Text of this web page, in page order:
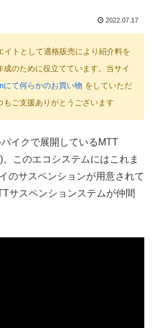
2022.07.17
イトとして適格販売により紹介料を
のために役立てています。当サイ
にて何らかのお買い物 をしていただ
もご支援ありがとうございます
イクで展開しているMTT
このエコシステムにはこれま
のサスペンションが用意されて
サスペンションステムが仲間